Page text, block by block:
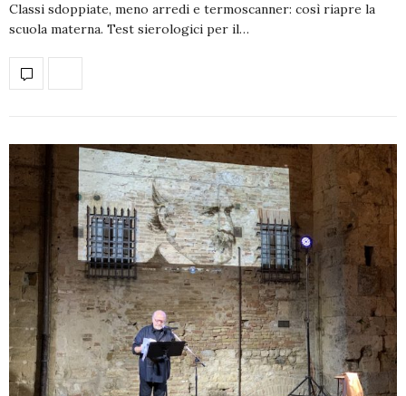
Classi sdoppiate, meno arredi e termoscanner: così riapre la
scuola materna. Test sierologici per il…